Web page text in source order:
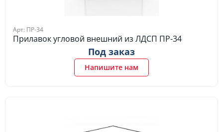
Арт: ПР-34
Прилавок угловой внешний из ЛДСП ПР-34
Под заказ
Напишите нам